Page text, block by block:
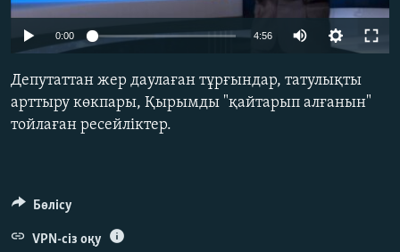
ЖАЗЫЛЫҢЫЗ
Басқа тілдерде
0:00 4:56
Депутаттан жер даулаған тұрғындар, татулықты
арттыру көкпары, Қырымды "қайтарып алғанын"
тойлаған ресейліктер.
Бөлісу
VPN-сіз оқу